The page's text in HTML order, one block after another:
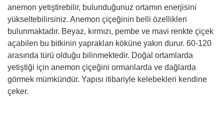
anemon yetiştirebilir, bulunduğunuz ortamın enerjisini
yükseltebilirsiniz. Anemon çiçeğinin belli özellikleri
bulunmaktadır. Beyaz, kırmızı, pembe ve mavi renkte çiçek
açabilen bu bitkinin yaprakları köküne yakın durur. 60-120
arasında türü olduğu bilinmektedir. Doğal ortamlarda
yetiştiği için anemon çiçeğini ormanlarda ve dağlarda
görmek mümkündür. Yapısı itibariyle kelebekleri kendine
çeker.